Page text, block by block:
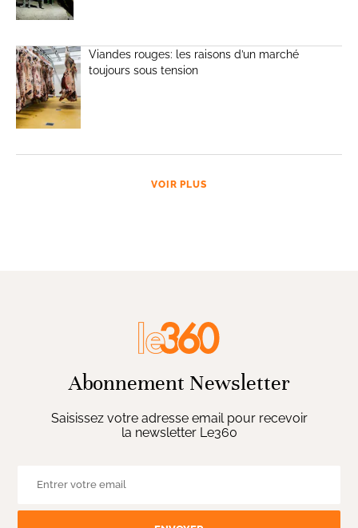
Viandes rouges: les raisons d’un marché
toujours sous tension
VOIR PLUS
Abonnement Newsletter
Saisissez votre adresse email pour recevoir
la newsletter Le360